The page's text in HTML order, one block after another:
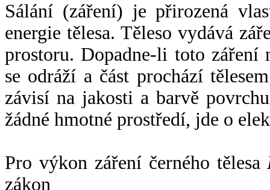
Sálání (záření) je přirozená
energie tělesa. Těleso vydává
prostoru. Dopadne-li toto záření
se odráží a část prochází
závisí na jakosti a barvě
žádné hmotné prostředí, jde o
Pro výkon záření černého tělesa
zákon